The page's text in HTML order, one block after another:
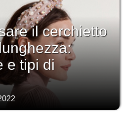
il cerchietto
e tipi di